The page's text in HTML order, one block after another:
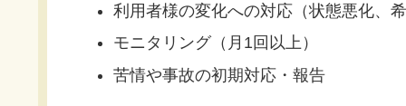
利用者様の変化への対応（状態悪化、希
モニタリング（月1回以上）
苦情や事故の初期対応・報告